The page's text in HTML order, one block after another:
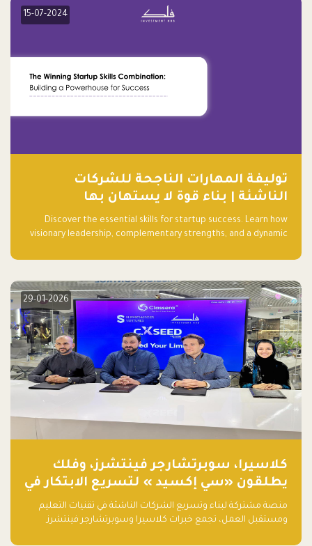
15-07-2024
توليفة المهارات الناجحة للشركات
الناشئة | بناء قوة لا يستهان بها
Discover the essential skills for startup success. Learn how
visionary leadership, complementary strengths, and a dynamic
elevate your startup! Follow us @FalakHub
29-01-2026
كلاسيرا، سوبرتشارجر فينتشرز، وفلك
يطلقون «سي إكسيد » لتسريع الابتكار في
تقنيات التعليم ومستقبل العمل
منصة مشتركة لبناء وتسريع الشركات الناشئة في تقنيات التعليم
ومستقبل العمل، تجمع خبرات كلاسيرا وسوبرتشارجر فينتشرز